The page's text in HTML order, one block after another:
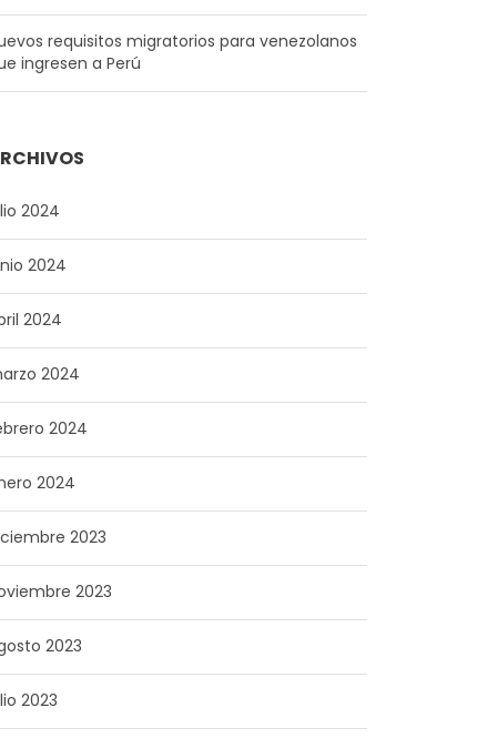
requisitos migratorios para venezolanos
ingresen a Perú
2024
2024
2024
2024
2024
2024
2023
2023
2023
2023